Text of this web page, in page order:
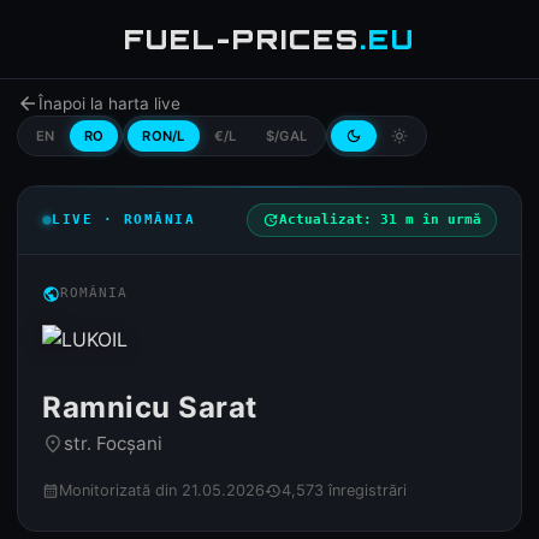
FUEL-PRICES.EU
arrow_backÎnapoi la harta live
EN RO RON/L €/L $/GAL dark_mode light_mode
LIVE · ROMÂNIA updateActualizat: 31 m în urmă
publicROMÂNIA
Ramnicu Sarat
place str. Focșani
calendar_month Monitorizată din 21.05.2026history4,573 înregistrări